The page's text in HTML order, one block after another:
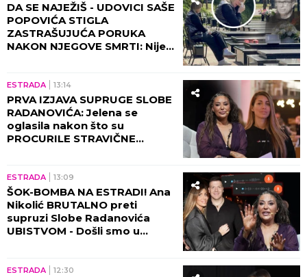
DA SE NAJEŽIŠ - UDOVICI SAŠE
POPOVIĆA STIGLA
ZASTRAŠUJUĆA PORUKA
NAKON NJEGOVE SMRTI: Nije
ESTRADA 13:14
PRVA IZJAVA SUPRUGE SLOBE
RADANOVIĆA: Jelena se
oglasila nakon što su
PROCURILE STRAVIČNE
ESTRADA 13:09
ŠOK-BOMBA NA ESTRADI! Ana
Nikolić BRUTALNO preti
supruzi Slobe Radanovića
UBISTVOM - Došli smo u
ESTRADA 12:30